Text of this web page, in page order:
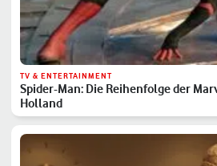
TV & ENTERTAINMENT
Spider-Man: Die Reihenfolge der
Holland